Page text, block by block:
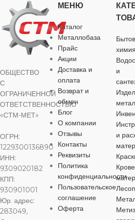
МАТЕРИАЛ
закаленная сталь
ВЫСОТА
ШИРИНА
30 мм
ОСОБЕННОСТИ
прямая дужка
НАЗНАЧЕНИЕ
для хозяйственно-
бытовых нужд
ЦВЕТ
в ассортименте
МАТЕРИАЛ
чугун
ШИРИНА
58 мм
23
23
ОБЩЕСТВО
С
ОГРАНИЧЕННОЙ
ОТВЕТСТВЕННОСТЬЮ
«СТМ-МЕТ»
ОГРН:
1229300136890
ИНН:
9309020182
КПП:
930901001
Юр. адрес:
283049,
МЕНЮ
Каталог
Металлобаза
Прайс
Акции
Доставка и
оплата
Возврат и
обмен
Блог
О компании
Отзывы
Контакты
Реквизиты
Политика
конфиденциальности
Пользовательское
соглашение
Оферта
химия
и
и